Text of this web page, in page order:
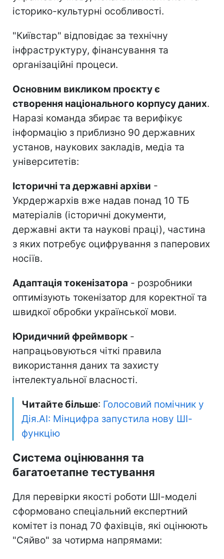
історико-культурні особливості.
"Київстар" відповідає за технічну
інфраструктуру, фінансування та
організаційні процеси.
Основним викликом проєкту є
створення національного корпусу даних.
Наразі команда збирає та верифікує
інформацію з приблизно 90 державних
установ, наукових закладів, медіа та
університетів:
Історичні та державні архіви -
Укрдержархів вже надав понад 10 ТБ
матеріалів (історичні документи,
державні акти та наукові праці), частина
з яких потребує оцифрування з паперових
носіїв.
Адаптація токенізатора - розробники
оптимізують токенізатор для коректної та
швидкої обробки української мови.
Юридичний фреймворк -
напрацьовуються чіткі правила
використання даних та захисту
інтелектуальної власності.
Читайте більше: Голосовий помічник у
Дія.AI: Мінцифра запустила нову ШІ-
функцію
Система оцінювання та
багатоетапне тестування
Для перевірки якості роботи ШІ-моделі
сформовано спеціальний експертний
комітет із понад 70 фахівців, які оцінюють
"Сяйво" за чотирма напрямами: